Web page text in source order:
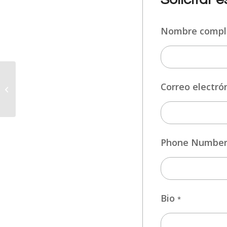
Nombre
Correo
Phone Number
Bio *